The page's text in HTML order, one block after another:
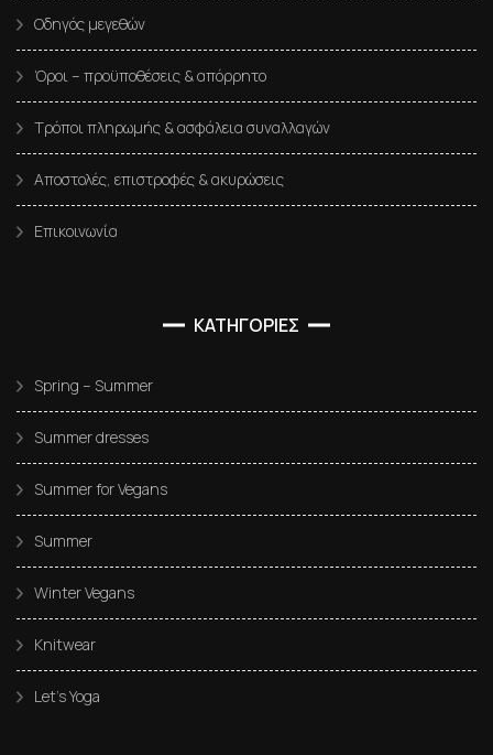
Οδηγός μεγεθών
Όροι – προϋποθέσεις & απόρρητο
Τρόποι πληρωμής & ασφάλεια συναλλαγών
Αποστολές, επιστροφές & ακυρώσεις
Επικοινωνία
ΚΑΤΗΓΟΡΙΕΣ
Spring – Summer
Summer dresses
Summer for Vegans
Summer
Winter Vegans
Knitwear
Let’s Yoga